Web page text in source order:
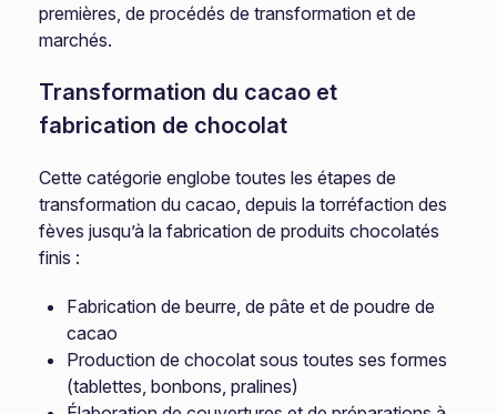
premières, de procédés de transformation et de
marchés.
Transformation du cacao et
fabrication de chocolat
Cette catégorie englobe toutes les étapes de
transformation du cacao, depuis la torréfaction des
fèves jusqu’à la fabrication de produits chocolatés
finis :
Fabrication de beurre, de pâte et de poudre de
cacao
Production de chocolat sous toutes ses formes
(tablettes, bonbons, pralines)